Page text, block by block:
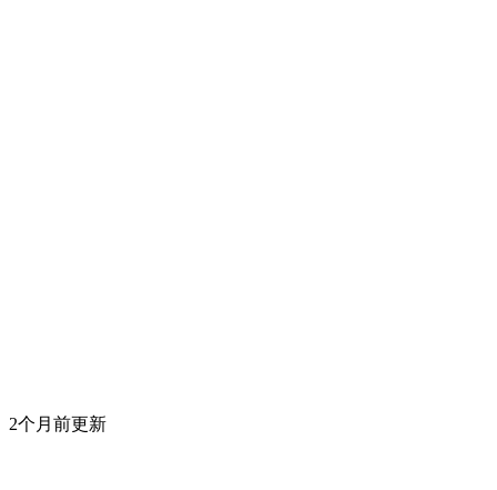
2个月前更新